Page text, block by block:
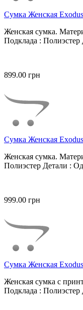
Сумка Женская
Женская сумка.
Подклада :
899.00 грн
Сумка Женская
Женская сумка.
Полиэстер Детали :
999.00 грн
Сумка Женская
Женская сумка с
Подклада : Полиэстер